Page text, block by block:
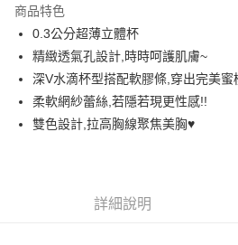
街口支付
悠遊付
AFTEE先享後付
相關說明
２．便利：只要手機號碼，簡訊認證，即可
商品特色
0.3公分超薄立體杯
精緻透氣孔設計,時時呵護肌膚~
深V水滴杯型搭配軟膠條,穿出完美蜜
柔軟網紗蕾絲,若隱若現更性感!!
雙色設計,拉高胸線聚焦美胸♥️
詳細說明